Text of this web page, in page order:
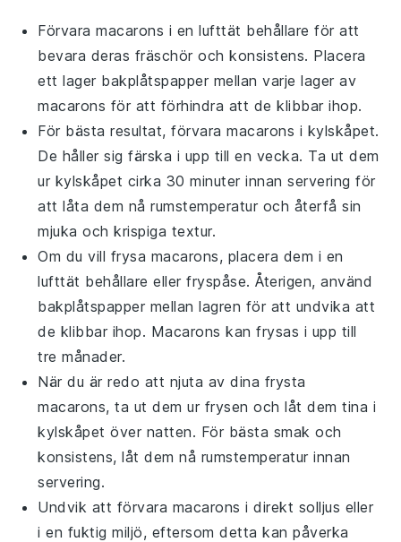
Förvaramacarons i en lufttät behållare för att
bevara deras fräschör och konsistens. Placera
ett lager bakplåtspapper mellan varje lager av
macarons för att förhindra att de klibbar ihop.
För bästa resultat, förvaramacarons i kylskåpet.
De håller sig färska i upp till en vecka. Ta ut dem
ur kylskåpet cirka 30 minuter innan servering för
att låta dem nå rumstemperatur och återfå sin
mjuka och krispiga textur.
Om du vill frysa macarons, placera dem i en
lufttät behållare eller fryspåse. Återigen, använd
bakplåtspapper mellan lagren för att undvika att
de klibbar ihop. Macarons kan frysas i upp till
tre månader.
När du är redo att njuta av dina frysta
macarons, ta ut dem ur frysen och låt dem tina i
kylskåpet över natten. För bästa smak och
konsistens, låt dem nå rumstemperatur innan
servering.
Undvik att förvara macarons i direkt solljus eller
i en fuktig miljö, eftersom detta kan påverka